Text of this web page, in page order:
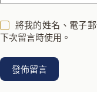
將我的姓名、電子
下次留言時使用。
發佈留言